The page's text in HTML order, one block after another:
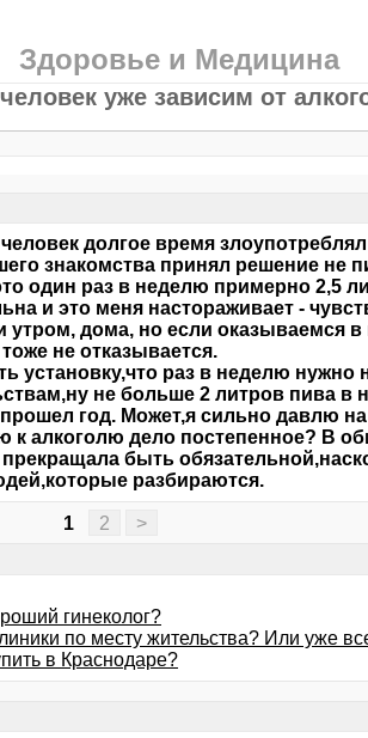
Здоровье и Медицина
уже зависим от
долгое время
знакомства принял решение не
один раз в неделю примерно 2,5
и это меня настораживает -
утром, дома, но если оказываемся
не отказывается.
установку,что раз в неделю нужно
не больше 2 литров пива в
год. Может,я сильно давлю на
к алкоголю дело постепенное? В
быть
разбираются.
1 2 >
гинеколог?
по месту жительства? Или уже
в Краснодаре?